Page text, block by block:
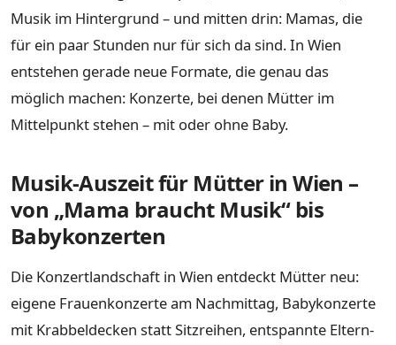
Musik im Hintergrund – und mitten drin: Mamas, die
für ein paar Stunden nur für sich da sind. In Wien
entstehen gerade neue Formate, die genau das
möglich machen: Konzerte, bei denen Mütter im
Mittelpunkt stehen – mit oder ohne Baby.
Musik-Auszeit für Mütter in Wien –
von „Mama braucht Musik“ bis
Babykonzerten
Die Konzertlandschaft in Wien entdeckt Mütter neu:
eigene Frauenkonzerte am Nachmittag, Babykonzerte
mit Krabbeldecken statt Sitzreihen, entspannte Eltern-